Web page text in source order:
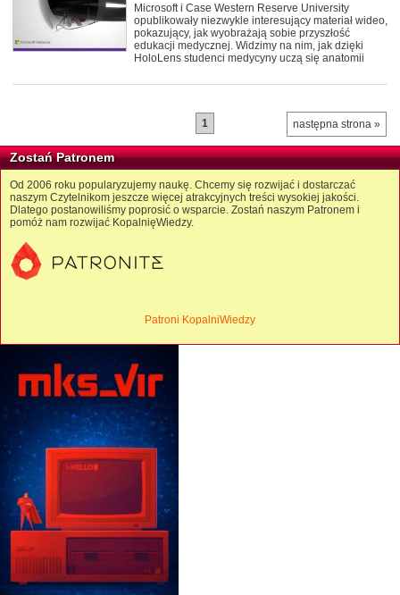
Microsoft i Case Western Reserve University
opublikowały niezwykle interesujący materiał wideo,
pokazujący, jak wyobrażają sobie przyszłość
edukacji medycznej. Widzimy na nim, jak dzięki
HoloLens studenci medycyny uczą się anatomii
następna strona »
1
Zostań Patronem
Od 2006 roku popularyzujemy naukę. Chcemy się rozwijać i dostarczać
naszym Czytelnikom jeszcze więcej atrakcyjnych treści wysokiej jakości.
Dlatego postanowiliśmy poprosić o wsparcie. Zostań naszym Patronem i
pomóż nam rozwijać KopalnięWiedzy.
Patroni KopalniWiedzy